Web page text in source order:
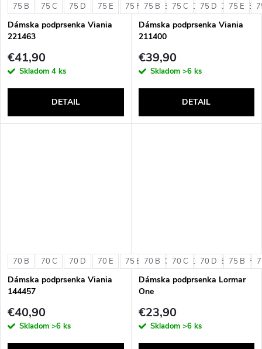
75 B 75 C 75 D 75 E 75 F 80 B 80 C 80 D 80 E
Dámska podprsenka Viania
221463
€41,90
Skladom 4 ks
DETAIL
75 B 75 C 75 D 75 E
Dámska podprsenka Viania
211400
€39,90
Skladom >6 ks
DETAIL
70 B 70 C 70 D 70 E 75 B 75 C 75 D 75 E 75 F
Dámska podprsenka Viania
144457
€40,90
Skladom >6 ks
70 B 70 C 70 D 75 B
Dámska podprsenka Lormar
One
€23,90
Skladom >6 ks